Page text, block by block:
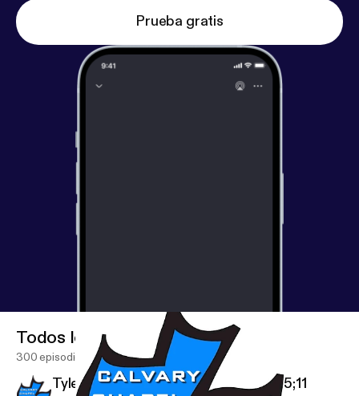
Prueba gratis
Todos los episodios
300 episodios
Tyler Johnson - 1 Tessalonicesi 4;13-5;11